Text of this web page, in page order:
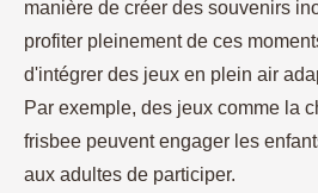
manière de créer des souvenirs
profiter pleinement de ces
d'intégrer des jeux en plein air
Par exemple, des jeux comme la
frisbee peuvent engager les
aux adultes de participer.